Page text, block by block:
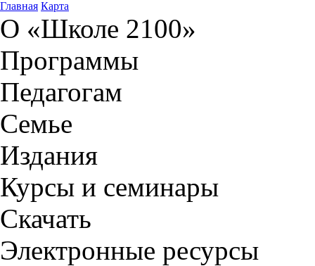
Главная Карта
О «Школе 2100»
Программы
Педагогам
Семье
Издания
Курсы и семинары
Скачать
Электронные ресурсы